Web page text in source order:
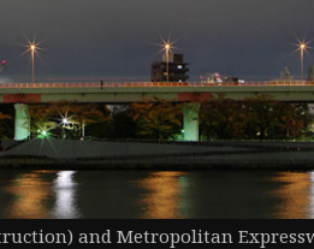
and Metropolitan